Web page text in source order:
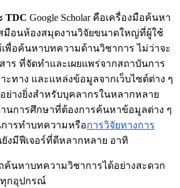
TDC Google Scholar คือเครื่องมือค้นหา
สมือนห้องสมุดงานวิจัยขนาดใหญ่ที่ผู้ใช้
พื่อค้นหาบทความด้านวิชาการ ไม่ว่าจะ
าร ที่จัดทำและเผยแพร่จากสถาบันการ
ะทาง และแหล่งข้อมูลจากเว็บไซต์ต่าง ๆ
ย่างยิ่งสำหรับบุคลากรในหลากหลาย
นการศึกษาที่ต้องการค้นหาข้อมูลต่าง ๆ
การทำบทความหรือการวิจัยทางการ
งมีฟีเจอร์ที่ดีหลากหลาย อาทิ
ค้นหาบทความวิชาการได้อย่างสะดวก
ทุกอุปกรณ์